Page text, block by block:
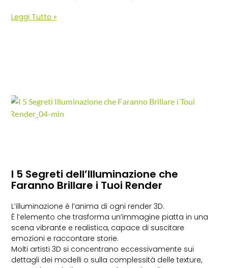
Leggi Tutto »
I 5 Segreti dell’Illuminazione che
Faranno Brillare i Tuoi Render
L’illuminazione è l’anima di ogni render 3D.
È l’elemento che trasforma un’immagine piatta in una
scena vibrante e realistica, capace di suscitare
emozioni e raccontare storie.
Molti artisti 3D si concentrano eccessivamente sui
dettagli dei modelli o sulla complessità delle texture,